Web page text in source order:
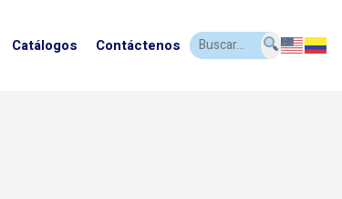
Catálogos Contáctenos